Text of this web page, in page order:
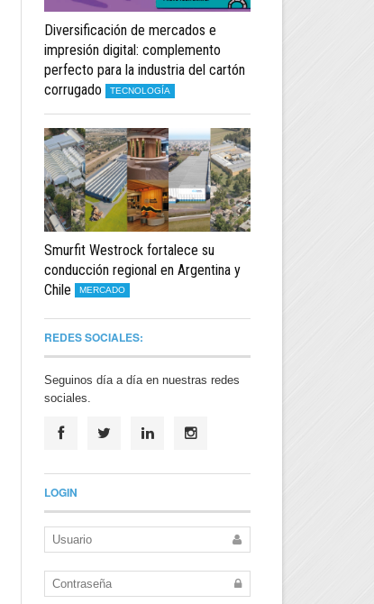
Diversificación de mercados e
impresión digital: complemento
perfecto para la industria del cartón
corrugado
TECNOLOGÍA
Smurfit Westrock fortalece su
conducción regional en Argentina y
Chile
MERCADO
REDES SOCIALES:
Seguinos día a día en nuestras redes
sociales.
LOGIN